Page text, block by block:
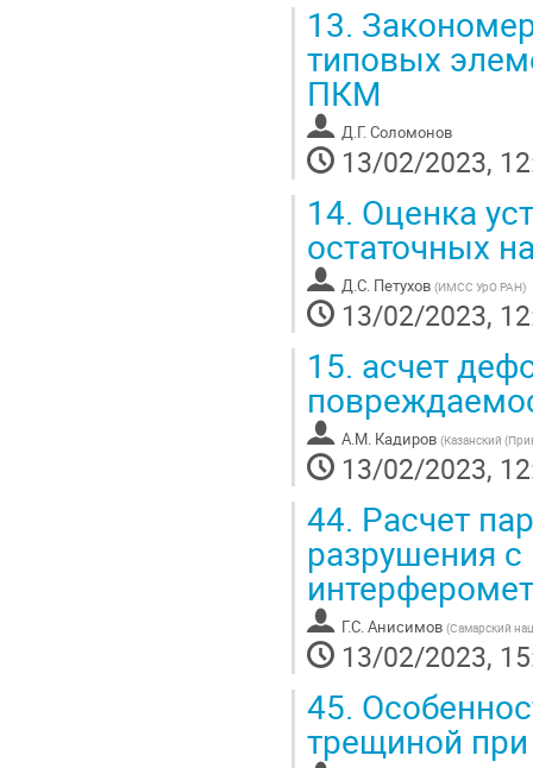
13.
типовых
ПКМ
Д.Г. Соломонов
13/02/2023,
14. Оценка
остаточных
Д.С. Петухов (ИМСС УрО РАН)
13/02/2023,
15. асчет
А.М. Кадиров (Казанский
13/02/2023,
44. Расчет
разрушения
Г.С. Анисимов (Самарский
13/02/2023,
45.
трещиной